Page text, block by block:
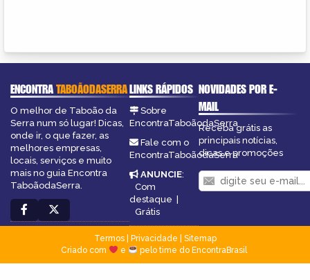
ENCONTRATABOÃODASERRA
O melhor de Taboão da
Serra num só lugar! Dicas,
onde ir, o que fazer, as
melhores empresas,
locais, serviços e muito
mais no guia Encontra
TaboãodaSerra.
LINKS RÁPIDOS
Sobre
EncontraTaboãodaSerra
Fale com o
EncontraTaboãodaSerra
ANUNCIE:
Com
destaque |
Grátis
NOVIDADES POR E-
MAIL
Receba grátis as
principais notícias,
dicas e promoções
Termos| Privacidade
Sitemap
Criado com
e pelo time do EncontraBrasil